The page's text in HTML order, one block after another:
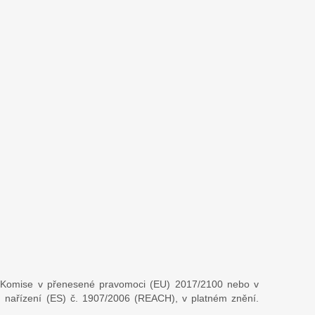
v přenesené pravomoci (EU) 2017/2100 nebo v
(ES) č. 1907/2006 (REACH), v platném znění.